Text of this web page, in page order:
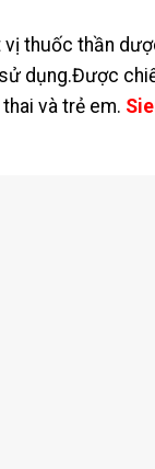
thuốc thần
dụng.Được
và trẻ em.